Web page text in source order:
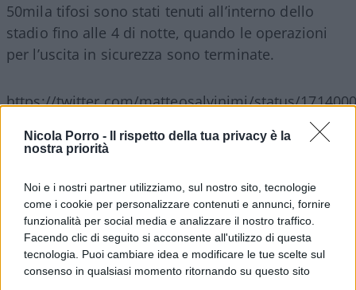
Nicola Porro -
Il rispetto della tua privacy è la
nostra priorità
Noi e i nostri partner utilizziamo, sul nostro sito, tecnologie
come i cookie per personalizzare contenuti e annunci, fornire
funzionalità per social media e analizzare il nostro traffico.
Facendo clic di seguito si acconsente all'utilizzo di questa
tecnologia. Puoi cambiare idea e modificare le tue scelte sul
consenso in qualsiasi momento ritornando su questo sito
50mila tifosi sono stati tenuti all’interno dello
stadio fino alle 4 di notte, quando le operazioni
per l’uscita in sicurezza sono terminate.
https://twitter.com/matteosalvinimi/status/
forze dell’ordine. Anzi. Non solo era stato
raggiunto da un ordine di espulsione, come detto.
Ma il 45enne si trovava anche all’interno della lista
OCAD degli individui ritenuti a rischio
radicalizzazione, secondo quanto dichiarato dal